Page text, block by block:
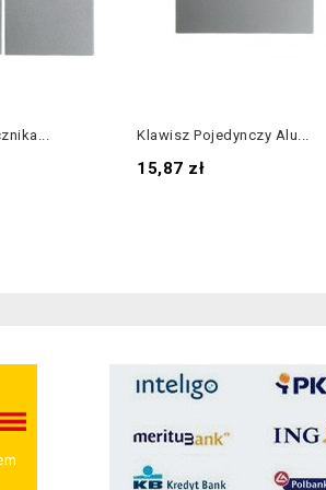
Klawisz Pojedynczy Alu...
Cena
15,87 zł